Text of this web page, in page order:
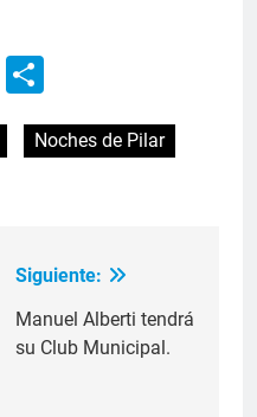
X
Noches de Pilar
Siguiente:
Manuel Alberti tendrá
su Club Municipal.